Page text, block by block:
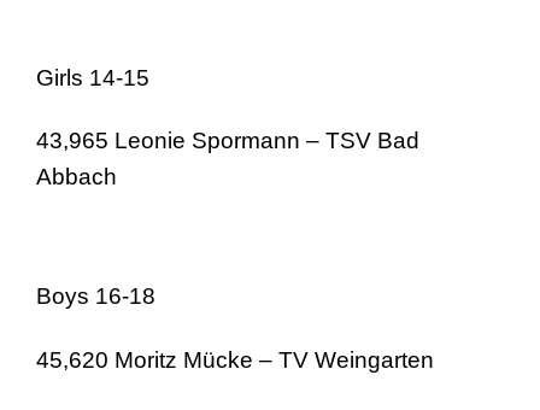
Girls 14-15
43,965 Leonie Spormann – TSV Bad
Abbach
Boys 16-18
45,620 Moritz Mücke – TV Weingarten